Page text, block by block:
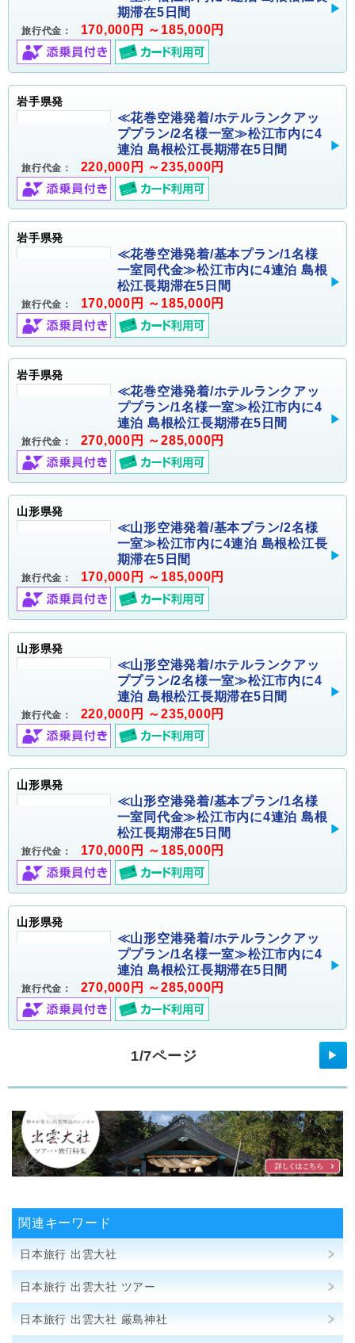
期滞在5日間
旅行代金： 170,000円 ～185,000円
岩手県発
≪花巻空港発着/ホテルランクアッ
ププラン/2名様一室≫松江市内に4
連泊 島根松江長期滞在5日間
旅行代金： 220,000円 ～235,000円
岩手県発
≪花巻空港発着/基本プラン/1名様
一室同代金≫松江市内に4連泊 島根
松江長期滞在5日間
旅行代金： 170,000円 ～185,000円
岩手県発
≪花巻空港発着/ホテルランクアッ
ププラン/1名様一室≫松江市内に4
連泊 島根松江長期滞在5日間
旅行代金： 270,000円 ～285,000円
山形県発
≪山形空港発着/基本プラン/2名様
一室≫松江市内に4連泊 島根松江長
期滞在5日間
旅行代金： 170,000円 ～185,000円
山形県発
≪山形空港発着/ホテルランクアッ
ププラン/2名様一室≫松江市内に4
連泊 島根松江長期滞在5日間
旅行代金： 220,000円 ～235,000円
山形県発
≪山形空港発着/基本プラン/1名様
一室同代金≫松江市内に4連泊 島根
松江長期滞在5日間
旅行代金： 170,000円 ～185,000円
山形県発
≪山形空港発着/ホテルランクアッ
ププラン/1名様一室≫松江市内に4
連泊 島根松江長期滞在5日間
旅行代金： 270,000円 ～285,000円
1/7ページ ▶
関連キーワード
日本旅行 出雲大社
日本旅行 出雲大社 ツアー
日本旅行 出雲大社 厳島神社